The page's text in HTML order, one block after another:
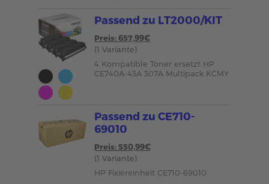
Passend zu LT2000/KIT
Preis: 657,99€
(1 Variante)
4 Kompatible Toner ersetzt HP
CE740A-43A 307A Multipack KCMY
Passend zu CE710-
69010
Preis: 550,99€
(1 Variante)
HP Fixiereinheit CE710-69010